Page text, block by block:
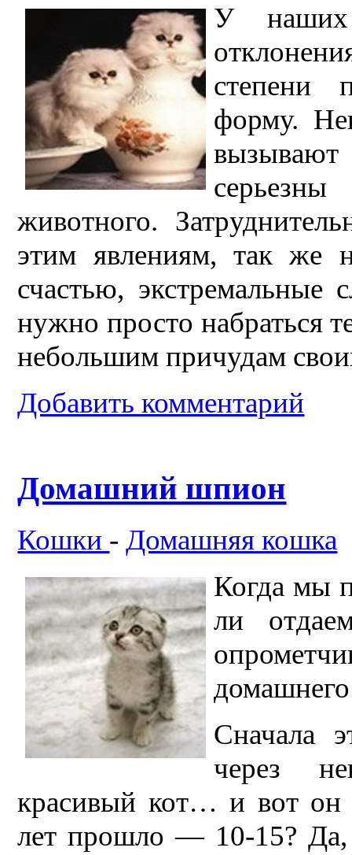
У наших
степени
форму.
животного.
этим явлениям, так же
счастью, экстремальные
нужно просто набраться
небольшим причудам
Добавить комментарий
Домашний шпион
Кошки -Домашняя кошка
Когда мы
ли
Сначала
через
красивый кот… и вот он
лет прошло — 10-15? Да,